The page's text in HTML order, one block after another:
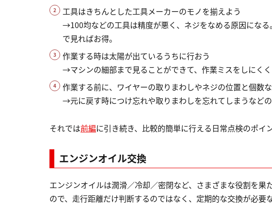
工具はきちんとした工具メーカーのモノを揃えよう
→100均などの工具は精度が悪く、ネジをなめる原因にな
で見ればお得。
作業する時は太陽が出ているうちに行おう
→マシンの細部まで見ることができて、作業ミスをしにくく
作業する前に、ワイヤーの取りまわしやネジの位置と個数
→元に戻す時につけ忘れや取りまわしを忘れてしまうなどの
それでは前編に引き続き、比較的簡単に行える日常点検のポイ
エンジンオイル交換
エンジンオイルは潤滑／冷却／密閉など、さまざまな役割を果
ので、走行距離だけ判断するのではなく、定期的な交換が必要